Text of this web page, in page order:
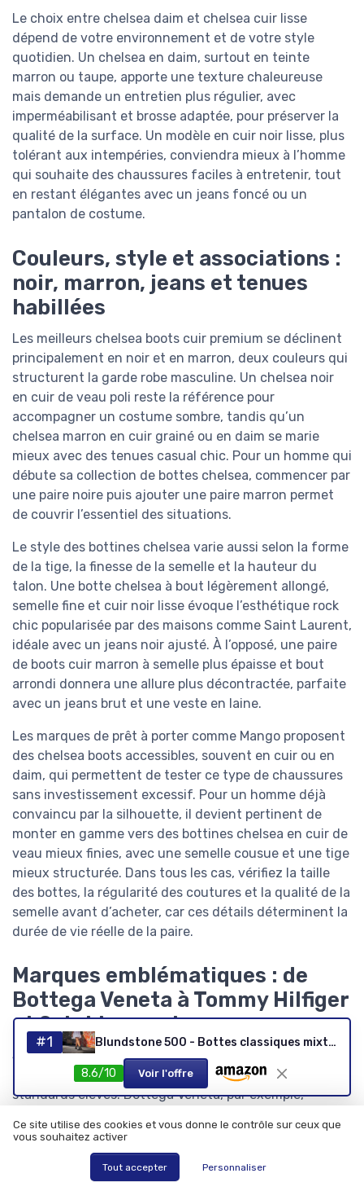
Le choix entre chelsea daim et chelsea cuir lisse
dépend de votre environnement et de votre style
quotidien. Un chelsea en daim, surtout en teinte
marron ou taupe, apporte une texture chaleureuse
mais demande un entretien plus régulier, avec
imperméabilisant et brosse adaptée, pour préserver la
qualité de la surface. Un modèle en cuir noir lisse, plus
tolérant aux intempéries, conviendra mieux à l’homme
qui souhaite des chaussures faciles à entretenir, tout
en restant élégantes avec un jeans foncé ou un
pantalon de costume.
Couleurs, style et associations :
noir, marron, jeans et tenues
habillées
Les meilleurs chelsea boots cuir premium se déclinent
principalement en noir et en marron, deux couleurs qui
structurent la garde robe masculine. Un chelsea noir
en cuir de veau poli reste la référence pour
accompagner un costume sombre, tandis qu’un
chelsea marron en cuir grainé ou en daim se marie
mieux avec des tenues casual chic. Pour un homme qui
débute sa collection de bottes chelsea, commencer par
une paire noire puis ajouter une paire marron permet
de couvrir l’essentiel des situations.
Le style des bottines chelsea varie aussi selon la forme
de la tige, la finesse de la semelle et la hauteur du
talon. Une botte chelsea à bout légèrement allongé,
semelle fine et cuir noir lisse évoque l’esthétique rock
chic popularisée par des maisons comme Saint Laurent,
idéale avec un jeans noir ajusté. À l’opposé, une paire
de boots cuir marron à semelle plus épaisse et bout
arrondi donnera une allure plus décontractée, parfaite
avec un jeans brut et une veste en laine.
Les marques de prêt à porter comme Mango proposent
des chelsea boots accessibles, souvent en cuir ou en
daim, qui permettent de tester ce type de chaussures
sans investissement excessif. Pour un homme déjà
convaincu par la silhouette, il devient pertinent de
monter en gamme vers des bottines chelsea en cuir de
veau mieux finies, avec une semelle cousue et une tige
mieux structurée. Dans tous les cas, vérifiez la taille
des bottes, la régularité des coutures et la qualité de la
semelle avant d’acheter, car ces détails déterminent la
durée de vie réelle de la paire.
Marques emblématiques : de
Bottega Veneta à Tommy Hilfiger
et Saint Laurent
Sur le segment des meilleurs chelsea boots cuir
premium, certaines maisons de luxe ont imposé des
standards élevés. Bottega Veneta, par exemple,
marron avec des semelles épaisses et un design
minimaliste, qui séduisent autant l’homme que la
femme sensible au style contemporain. Ces bottes
#1 Blundstone 500 - Bottes classiques mixte Noir (EU 46)
8.6/10 Voir l'offre
Ce site utilise des cookies et vous donne le contrôle sur ceux que
vous souhaitez activer
Tout accepter Personnaliser